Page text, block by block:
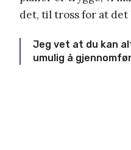
det, til tross for at
Jeg vet at du kan
umulig å